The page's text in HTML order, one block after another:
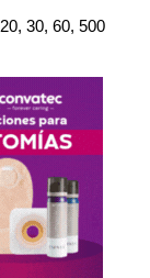
30, 60, 500